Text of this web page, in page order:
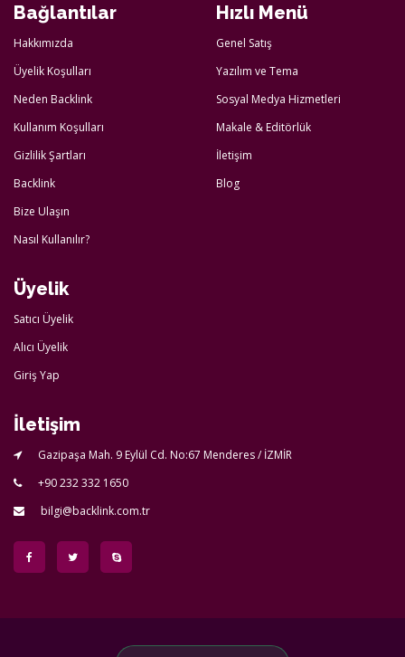
Bağlantılar
Hakkımızda
Üyelik Koşulları
Neden Backlink
Kullanım Koşulları
Gizlilik Şartları
Backlink
Bize Ulaşın
Nasıl Kullanılır?
Hızlı Menü
Genel Satış
Yazılım ve Tema
Sosyal Medya Hizmetleri
Makale & Editörlük
İletişim
Blog
Üyelik
Satıcı Üyelik
Alıcı Üyelik
Giriş Yap
İletişim
Gazipaşa Mah. 9 Eylül Cd. No:67 Menderes / İZMİR
+90 232 332 1650
bilgi@backlink.com.tr